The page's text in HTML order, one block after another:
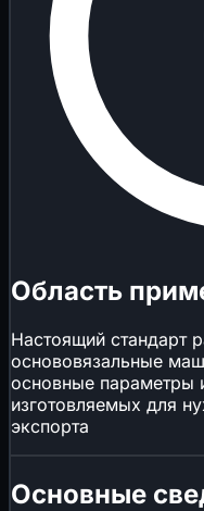
Область
Настоящий стандарт
основовязальные
основные
изготовляемых для
экспорта
Основные